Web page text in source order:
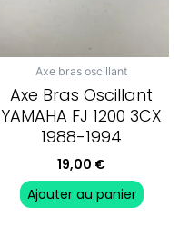
Axe bras oscillant
Axe Bras Oscillant
YAMAHA FJ 1200 3CX
1988-1994
19,00 €
Ajouter au panier